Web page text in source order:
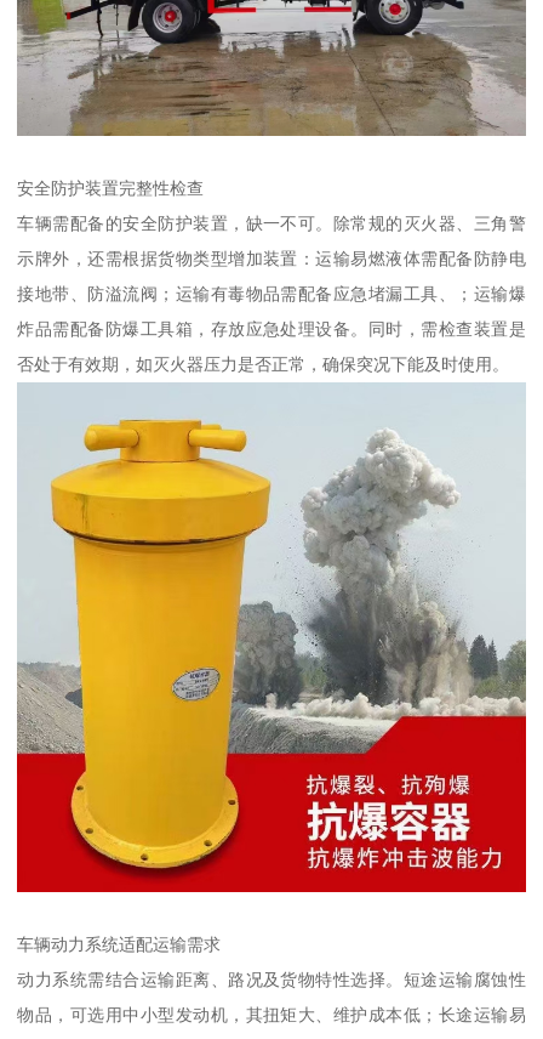
安全防护装置完整性检查​
车辆需配备的安全防护装置，缺一不可。除常规的灭火器、三角警
示牌外，还需根据货物类型增加装置：运输易燃液体需配备防静电
接地带、防溢流阀；运输有毒物品需配备应急堵漏工具、；运输爆
炸品需配备防爆工具箱，存放应急处理设备。同时，需检查装置是
否处于有效期，如灭火器压力是否正常，确保突况下能及时使用。​
车辆动力系统适配运输需求​
动力系统需结合运输距离、路况及货物特性选择。短途运输腐蚀性
物品，可选用中小型发动机，其扭矩大、维护成本低；长途运输易